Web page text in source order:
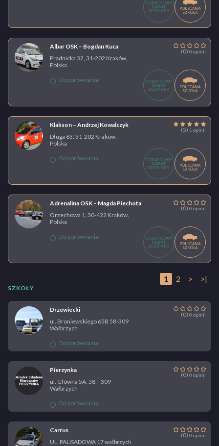
DODATKOWY
RABAT
BEDRIVER
POLECANA
SZKOŁA
Albar OSK – Bogdan Kuca
(0) 0 opinii
Prądnicka 32, 31-202 Kraków,
Polska
Do porównania
DODATKOWY
RABAT
BEDRIVER
POLECANA
SZKOŁA
Klakson – Andrzej Kowalczyk
(5) 1 opinii
Długa 63, 31-202 Kraków,
Polska
Do porównania
DODATKOWY
RABAT
BEDRIVER
POLECANA
SZKOŁA
Adrenalina OSK – Magda Piechota
(0) 0 opinii
Orzechowa 1, 30-422 Kraków,
Polska
Do porównania
DODATKOWY
RABAT
BEDRIVER
POLECANA
SZKOŁA
1 2 > >|
SZKOŁY
Drzewiecki
(0) 0 opinii
ul. Broniewskiego 65B 58-309
Wałbrzych
Do porównania
Pierzynka
(0) 0 opinii
ul. Główna 5A, 58 – 309
Wałbrzych
Do porównania
Carrus
(0) 0 opinii
UL. PALISADOWA 17 wałbrzych